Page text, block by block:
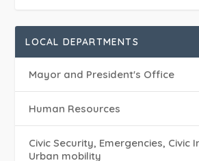
LOCAL DEPARTMENTS
Mayor and President's Office
Human Resources
Civic Security, Emergencies, Civic
Urban mobility